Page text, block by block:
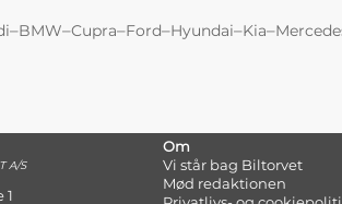
–BMW–Cupra–Ford–Hyundai–Kia–
Om
Vi står bag Biltorvet
Mød redaktionen
A/S
1